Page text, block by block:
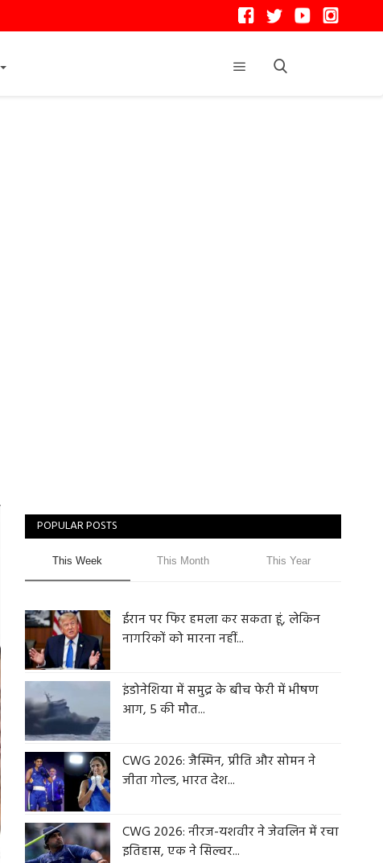
POPULAR POSTS
This Week This Month This Year
ईरान पर फिर हमला कर सकता हूं, लेकिन
नागरिकों को मारना नहीं...
इंडोनेशिया में समुद्र के बीच फेरी में भीषण
आग, 5 की मौत...
CWG 2026: जैस्मिन, प्रीति और सोमन ने
जीता गोल्ड, भारत देश...
CWG 2026: नीरज-यशवीर ने जेवलिन में रचा
इतिहास, एक ने सिल्वर...